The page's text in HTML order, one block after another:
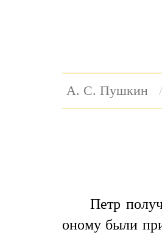
А. С. Пушкин
Петр
оному были